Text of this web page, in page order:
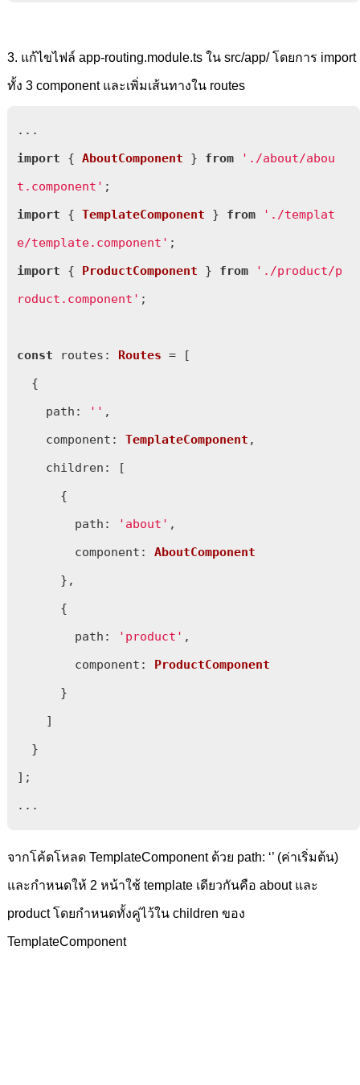
3. แก้ไขไฟล์ app-routing.module.ts ใน src/app/ โดยการ import
ทั้ง 3 component และเพิ่มเส้นทางใน routes
import { AboutComponent } from
'./about/abou
t.component'
import { TemplateComponent } from
'./templat
e/template.component'
import { ProductComponent } from
'./product/p
roduct.component' ;
const routes : Routes = [
path : '' ,
component : TemplateComponent ,
children : [
path : 'about' ,
component : AboutComponent
path : 'product' ,
component : ProductComponent
];
...
จากโค้ดโหลด TemplateComponent ด้วย path: ‘’ (ค่าเริ่มต้น)
และกำหนดให้ 2 หน้าใช้ template เดียวกันคือ about และ
product โดยกำหนดทั้งคู่ไว้ใน children ของ
TemplateComponent